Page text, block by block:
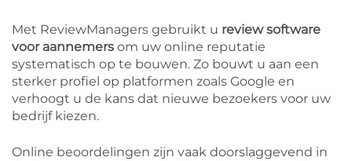
Met ReviewManagers gebruikt u review software
voor aannemers om uw online reputatie
systematisch op te bouwen. Zo bouwt u aan een
sterker profiel op platformen zoals Google en
verhoogt u de kans dat nieuwe bezoekers voor uw
bedrijf kiezen.
Online beoordelingen zijn vaak doorslaggevend in